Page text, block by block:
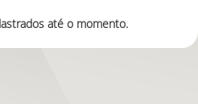
até o momento.